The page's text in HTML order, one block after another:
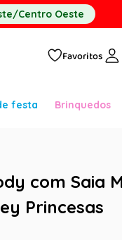
Centro Oeste
Favoritos
festa Brinquedos
com Saia
Princesas